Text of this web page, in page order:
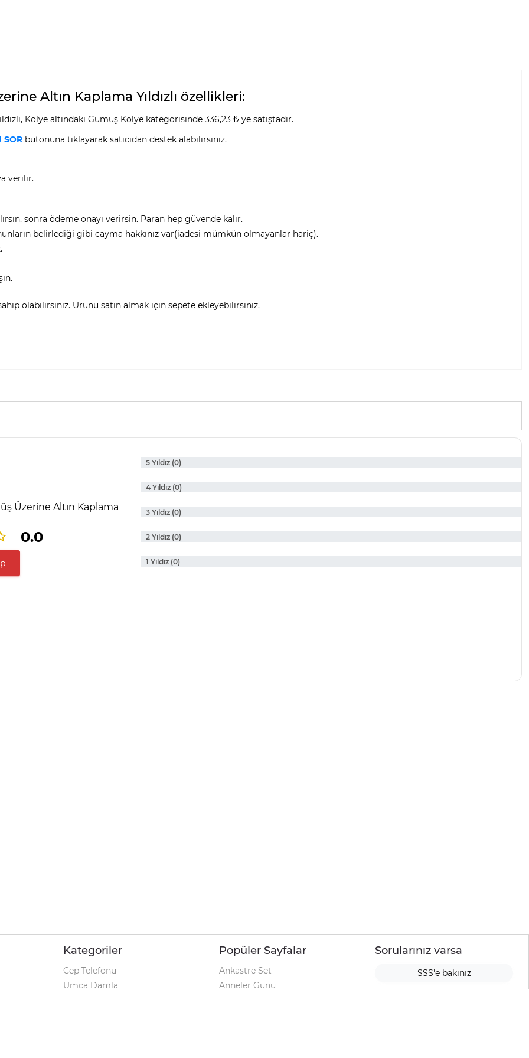
Altın Kaplama Yıldızlı özellikleri:
Kolye altındaki Gümüş Kolye kategorisinde 336,23 ₺ ye satıştadır.
SOR butonuna tıklayarak satıcıdan destek alabilirsiniz.
verilir.
sonra ödeme onayı verirsin. Paran hep güvende kalır.
belirlediği gibi cayma hakkınız var(iadesi mümkün olmayanlar hariç).
olabilirsiniz. Ürünü satın almak için sepete ekleyebilirsiniz.
Üzerine Altın Kaplama
0.0
5 Yıldız (0)
4 Yıldız (0)
3 Yıldız (0)
2 Yıldız (0)
1 Yıldız (0)
Kategoriler
Cep Telefonu
Umca Damla
Popüler Sayfalar
Ankastre Set
Anneler Günü
Sorularınız varsa
SSS'e bakınız